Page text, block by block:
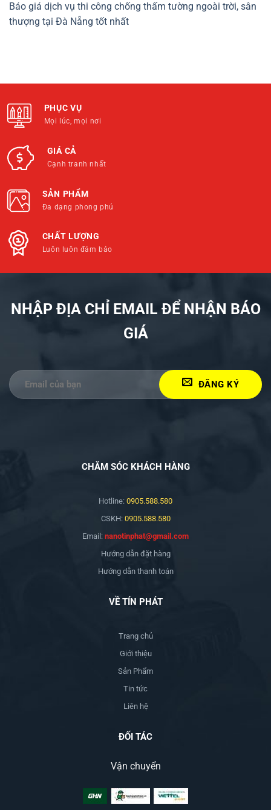
Báo giá dịch vụ thi công chống thấm tường ngoài trời, sân
thượng tại Đà Nẵng tốt nhất
PHỤC VỤ
Mọi lúc, mọi nơi
GIÁ CẢ
Cạnh tranh nhất
SẢN PHẨM
Đa dạng phong phú
CHẤT LƯỢNG
Luôn luôn đảm bảo
NHẬP ĐỊA CHỈ EMAIL ĐỂ NHẬN BÁO
GIÁ
CHĂM SÓC KHÁCH HÀNG
Hotline: 0905.588.580
CSKH:0905.588.580
Email: nanotinphat@gmail.com
Hướng dẫn đặt hàng
Hướng dẫn thanh toán
VỀ TÍN PHÁT
Trang chủ
Giới thiệu
Sản Phẩm
Tin tức
Liên hệ
ĐỐI TÁC
Vận chuyển